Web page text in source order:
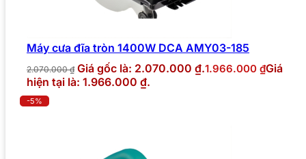
Máy cưa đĩa tròn 1400W DCA AMY03-185
2.070.000₫ Giá gốc là: 2.070.000 ₫.1.966.000 ₫Giá
hiện tại là: 1.966.000 ₫.
-5%